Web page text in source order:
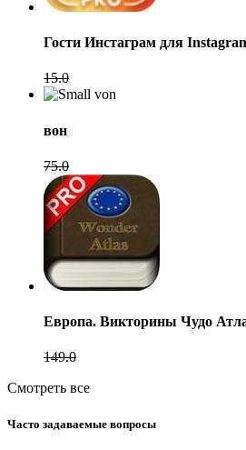
Гости Инстаграм для
15.0
вон
75.0
Европа. Викторины Чудо
149.0
Смотреть все
Часто задаваемые вопросы